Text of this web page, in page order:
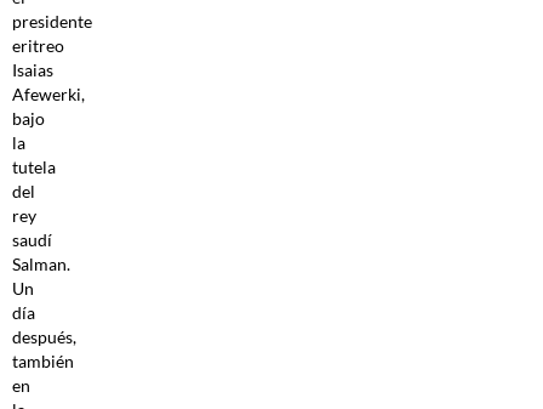
presidente
eritreo
Isaias
Afewerki,
bajo
la
tutela
del
rey
saudí
Salman.
Un
día
después,
también
en